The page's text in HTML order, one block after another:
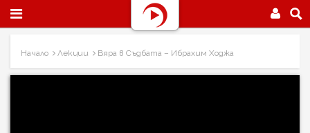
Начало Лекции Вяра в Съдбата – Ибрахим Ходжа